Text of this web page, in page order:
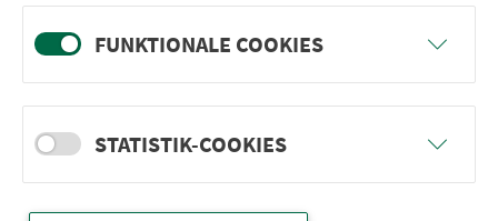
Wir sind für Sie da:
24h-Ser­vice­te­le­fon:
0911 27075-99
Zum Kon­taktformular
Netz & Fahrpläne
FUNKTIONALE COOKIES
STATISTIK-COOKIES